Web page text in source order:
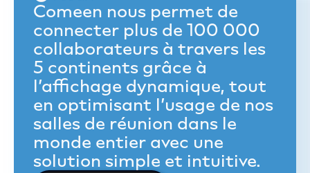
Comeen nous permet de
connecter plus de 100 000
collaborateurs à travers les
5 continents grâce à
l’affichage dynamique, tout
en optimisant l’usage de nos
salles de réunion dans le
monde entier avec une
solution simple et intuitive.